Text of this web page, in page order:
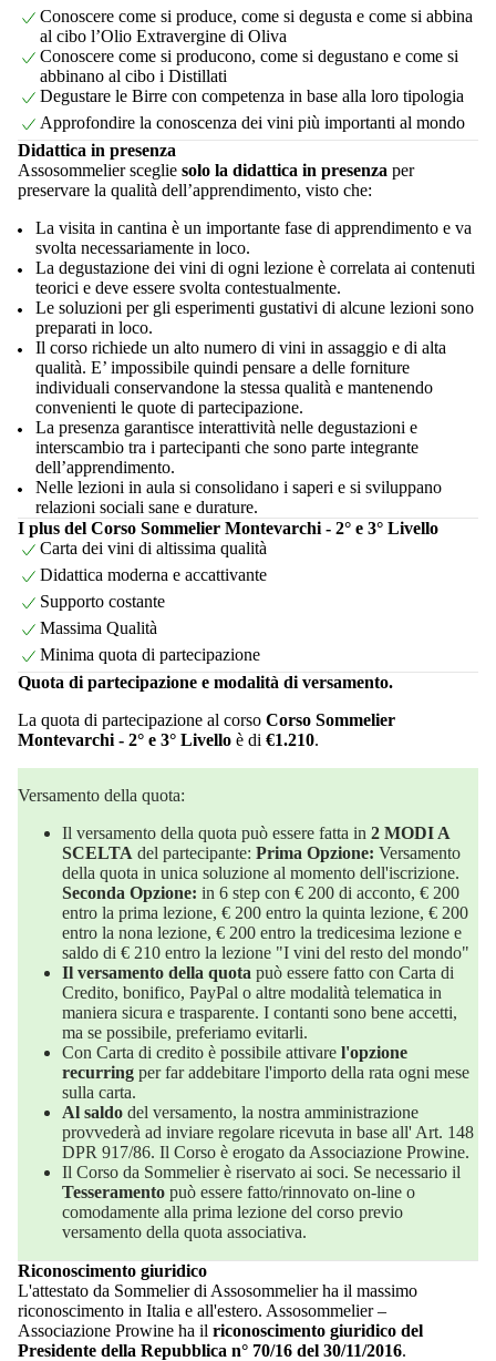
Conoscere come si produce, come si degusta e come si abbina
al cibo l’Olio Extravergine di Oliva
Conoscere come si producono, come si degustano e come si
abbinano al cibo i Distillati
Degustare le Birre con competenza in base alla loro tipologia
Approfondire la conoscenza dei vini più importanti al mondo
Didattica in presenza
Assosommelier sceglie solo la didattica in presenza per
preservare la qualità dell’apprendimento, visto che:
La visita in cantina è un importante fase di apprendimento e va
svolta necessariamente in loco.
La degustazione dei vini di ogni lezione è correlata ai contenuti
teorici e deve essere svolta contestualmente.
Le soluzioni per gli esperimenti gustativi di alcune lezioni sono
preparati in loco.
Il corso richiede un alto numero di vini in assaggio e di alta
qualità. E’ impossibile quindi pensare a delle forniture
individuali conservandone la stessa qualità e mantenendo
convenienti le quote di partecipazione.
La presenza garantisce interattività nelle degustazioni e
interscambio tra i partecipanti che sono parte integrante
dell’apprendimento.
Nelle lezioni in aula si consolidano i saperi e si sviluppano
relazioni sociali sane e durature.
I plus del Corso Sommelier Montevarchi - 2° e 3° Livello
Carta dei vini di altissima qualità
Didattica moderna e accattivante
Supporto costante
Massima Qualità
Minima quota di partecipazione
Quota di partecipazione e modalità di versamento.
La quota di partecipazione al corso Corso Sommelier
Montevarchi - 2° e 3° Livello è di €1.210.
Versamento della quota:
Il versamento della quota può essere fatta in 2 MODI A
SCELTA del partecipante: Prima Opzione: Versamento
della quota in unica soluzione al momento dell'iscrizione.
Seconda Opzione: in 6 step con € 200 di acconto, € 200
entro la prima lezione, € 200 entro la quinta lezione, € 200
entro la nona lezione, € 200 entro la tredicesima lezione e
saldo di € 210 entro la lezione "I vini del resto del mondo"
Il versamento della quota può essere fatto con Carta di
Credito, bonifico, PayPal o altre modalità telematica in
maniera sicura e trasparente. I contanti sono bene accetti,
ma se possibile, preferiamo evitarli.
Con Carta di credito è possibile attivare l'opzione
recurring per far addebitare l'importo della rata ogni mese
sulla carta.
Al saldo del versamento, la nostra amministrazione
provvederà ad inviare regolare ricevuta in base all' Art. 148
DPR 917/86. Il Corso è erogato da Associazione Prowine.
Il Corso da Sommelier è riservato ai soci. Se necessario il
Tesseramento può essere fatto/rinnovato on-line o
comodamente alla prima lezione del corso previo
versamento della quota associativa.
Riconoscimento giuridico
L'attestato da Sommelier di Assosommelier ha il massimo
riconoscimento in Italia e all'estero. Assosommelier –
Associazione Prowine ha il riconoscimento giuridico del
Presidente della Repubblica n° 70/16 del 30/11/2016.